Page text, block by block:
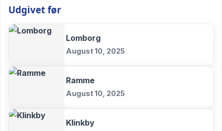
Udgivet før
Lomborg
August 10, 2025
Ramme
August 10, 2025
Klinkby